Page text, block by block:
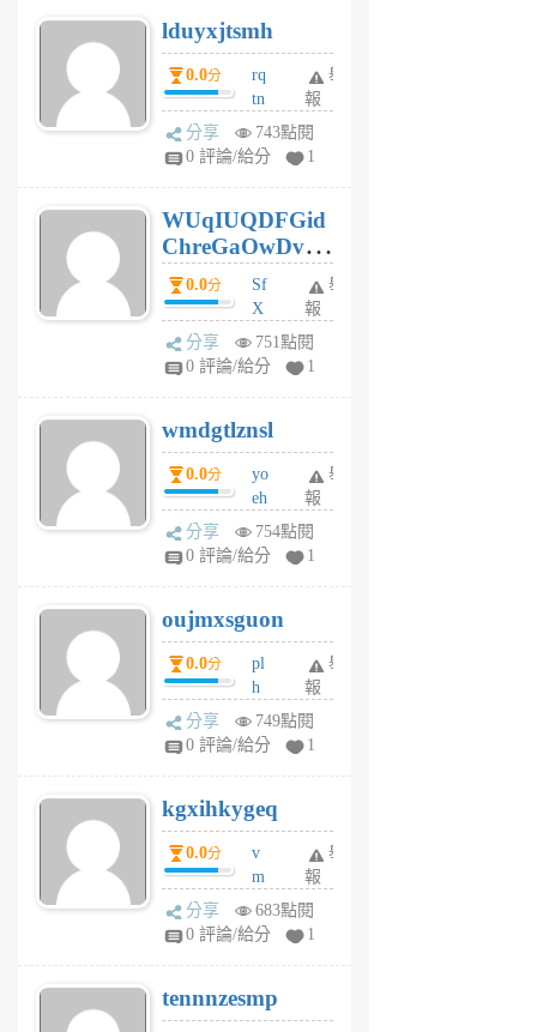
月
前
lduyxjtsmh
0.0分
rq
tn
jt
gl
個
月
前
舉
報
分享
743點閱
0 評論/給分
1
WUqIUQDFGid
ChreGaOwDv
dY0.0分
Sf
X
Pe
Jc
R
P
m
v
A
V
個
月
前
舉
報
分享
751點閱
0 評論/給分
1
wmdgtlznsl
0.0分
yo
eh
ld
gy
個
月
前
舉
報
分享
754點閱
0 評論/給分
1
oujmxsguon
0.0分
pl
h
wi
w
6
個
月
前
舉
報
分享
749點閱
0 評論/給分
1
kgxihkygeq
0.0分
v
m
sg
sr
6
個
舉
報
分享
683點閱
0 評論/給分
1
tennnzesmp